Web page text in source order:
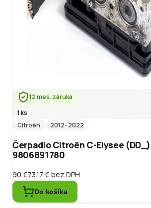
12 mes. záruka
1 ks
Citroën
2012–2022
Čerpadlo Citroën C-Elysee
9806891780
90 €73.17 €bez DPH
Do košíka